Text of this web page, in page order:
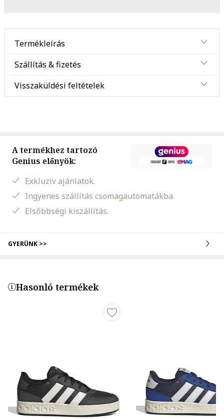
Termékleírás
Szállítás & fizetés
Visszaküldési feltételek
A termékhez tartozó
Genius előnyök:
Exkluzív ajánlatok.
Ingyenes szállítás csomagautomatákba.
Elsőbbségi kiszállítás.
GYERÜNK >>
Hasonló termékek